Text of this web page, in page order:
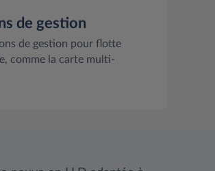
de gestion
de gestion pour flotte
comme la carte multi-